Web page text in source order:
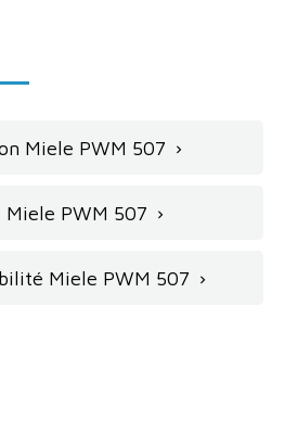
Miele PWM 507 
PWM 507 
Miele PWM 507 